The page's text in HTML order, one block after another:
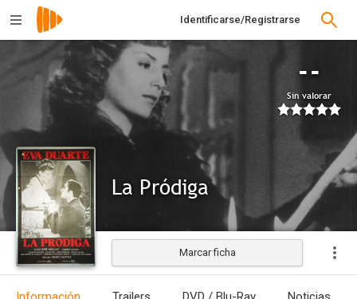
Identificarse/Registrarse
--
Sin valorar
La Pródiga
Estrenada
Marcar ficha